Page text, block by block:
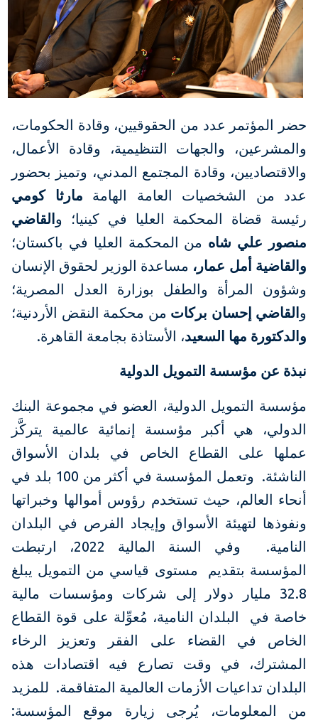
حضر المؤتمر عدد من الحقوقيين، وقادة الحكومات،
والمشرعين، والجهات التنظيمية، وقادة الأعمال،
والاقتصاديين، وقادة المجتمع المدني، وتميز بحضور
عدد من الشخصيات العامة الهامة مارثا كومي
رئيسة قضاة المحكمة العليا في كينيا؛ و القاضي
منصور علي شاه من المحكمة العليا في باكستان؛
والقاضية أمل عمار، مساعدة الوزير لحقوق الإنسان
وشؤون المرأة والطفل بوزارة العدل المصرية؛
و القاضي إحسان بركات من محكمة النقض الأردنية؛
والدكتورة مها السعيد، الأستاذة بجامعة القاهرة.
نبذة عن مؤسسة التمويل الدولية
مؤسسة التمويل الدولية، العضو في مجموعة البنك
الدولي، هي أكبر مؤسسة إنمائية عالمية يتركَّز
عملها على القطاع الخاص في بلدان الأسواق
الناشئة. وتعمل المؤسسة في أكثر من 100 بلد في
أنحاء العالم، حيث تستخدم رؤوس أموالها وخبراتها
ونفوذها لتهيئة الأسواق وإيجاد الفرص في البلدان
النامية. وفي السنة المالية 2022، ارتبطت
المؤسسة بتقديم مستوى قياسي من التمويل يبلغ
32.8 مليار دولار إلى شركات ومؤسسات مالية
خاصة في البلدان النامية، مُعوِّلة على قوة القطاع
الخاص في القضاء على الفقر وتعزيز الرخاء
المشترك، في وقت تصارع فيه اقتصادات هذه
البلدان تداعيات الأزمات العالمية المتفاقمة. للمزيد
من المعلومات، يُرجى زيارة موقع المؤسسة: